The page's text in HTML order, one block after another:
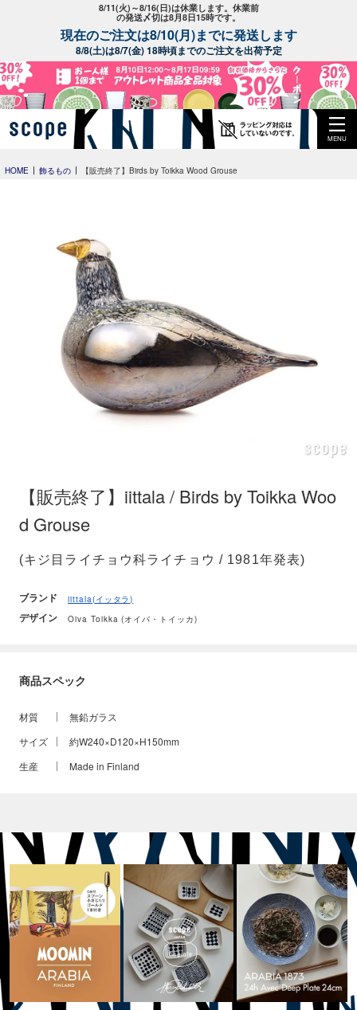
8/11(火)～8/16(日)は休業します。休業前
の発送〆切は8月8日15時です。
現在のご注文は8/10(月)までに発送します
8/8(土)は8/7(金) 18時頃までのご注文を出荷予定
MENU
HOME 飾るもの 【販売終了】Birds by Toikka Wood Grouse
【販売終了】iittala / Birds by Toikka Woo
d Grouse
(キジ目ライチョウ科ライチョウ / 1981年発表)
ブランド iittala(イッタラ)
デザイン Oiva Toikka (オイバ・トイッカ)
商品スペック
材質
無鉛ガラス
サイズ
約W240×D120×H150mm
生産
Made in Finland